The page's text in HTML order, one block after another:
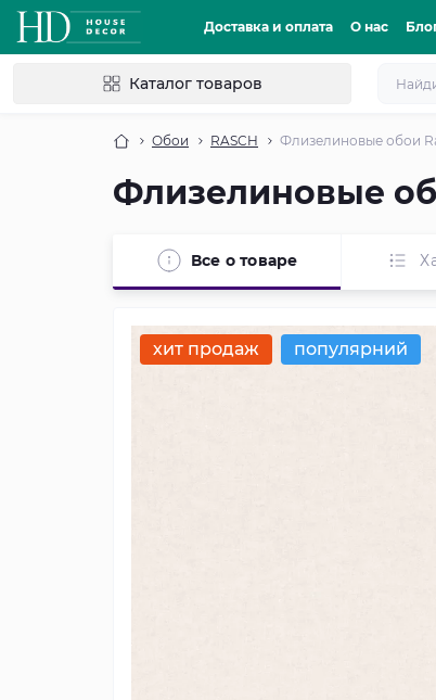
Доставка и оплата О нас
Каталог товаров
Обои RASCH Флизелиновые обои
Флизелиновые
Все о товаре
хит продаж популярний